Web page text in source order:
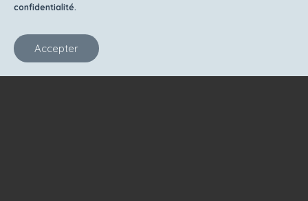
confidentialité.
Accepter